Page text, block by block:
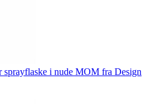
sprayflaske i nude MOM fra Design